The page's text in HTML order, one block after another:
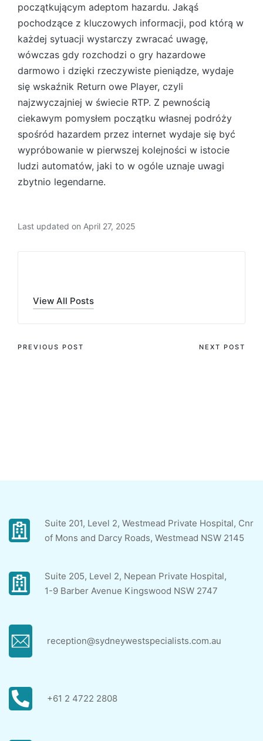
początkującym adeptom hazardu. Jakąś
pochodzące z kluczowych informacji, pod którą w
każdej sytuacji wystarczy zwracać uwagę,
wówczas gdy rozchodzi o gry hazardowe
darmowo i dzięki rzeczywiste pieniądze, wydaje
się wskaźnik Return owe Player, czyli
najzwyczajniej w świecie RTP. Z pewnością
ciekawym pomysłem początku własnej podróży
spośród hazardem przez internet wydaje się być
wypróbowanie w pierwszej kolejności w istocie
ludzi automatów, jaki to w ogóle uznaje uwagi
zbytnio legendarne.
Last updated on April 27, 2025
View All Posts
PREVIOUS POST NEXT POST
Suite 201, Level 2, Westmead Private Hospital, Cnr
of Mons and Darcy Roads, Westmead NSW 2145
Suite 205, Level 2, Nepean Private Hospital,
1-9 Barber Avenue Kingswood NSW 2747
reception@sydneywestspecialists.com.au
+61 2 4722 2808